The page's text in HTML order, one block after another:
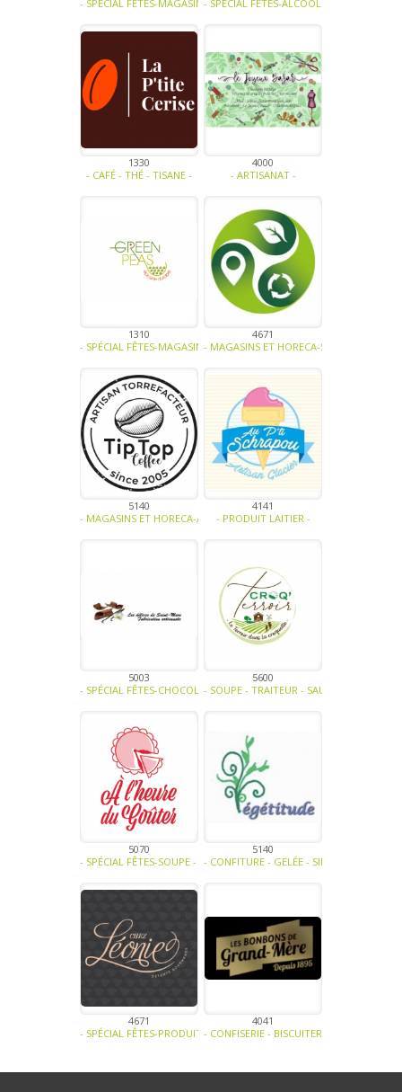
- SPÉCIAL FÊTES-MAGASINS ET HORECA-ALCOOL-SOUPE -
- SPÉCIAL FÊTES-ALCOOL -
1330
- CAFÉ - THÉ - TISANE -
4000
- ARTISANAT -
1310
- SPÉCIAL FÊTES-MAGASINS ET HORECA-BIO-SOUPE - TRAITEUR -
4671
- MAGASINS ET HORECA-SOUPE -
5140
- MAGASINS ET HORECA-ALCOOL-MIEL ET DÉRIVÉS-EAUX - JUS DE
4141
- PRODUIT LAITIER -
5003
- SPÉCIAL FÊTES-CHOCOLAT ET DÉRIVÉS -
5600
- SOUPE - TRAITEUR - SAUCE-
5070
- SPÉCIAL FÊTES-SOUPE - TRAITEUR - SAUCE- TAPENADE-
5140
- CONFITURE - GELÉE - SIROP -
4671
- SPÉCIAL FÊTES-PRODUIT LAITIER-CONFISERIE - BISCUITERIE -
4041
- CONFISERIE - BISCUITERIE -